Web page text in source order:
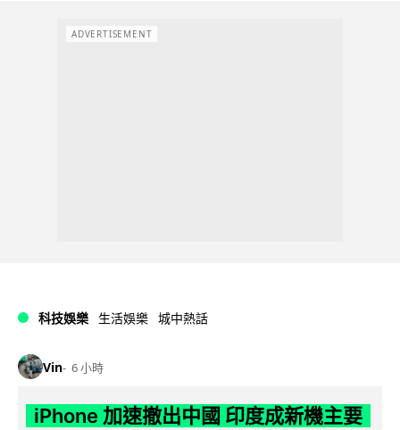
ADVERTISEMENT
科技娛樂 生活娛樂 城中熱話
Vin 6 小時
iPhone 加速撤出中國 印度成新機主要